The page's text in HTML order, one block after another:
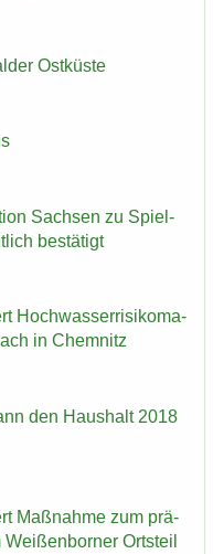
Ost­küs­te
Sach­sen zu Spiel­
be­stä­tigt
Hoch­was­ser­ri­si­ko­ma­
in Chem­nitz
den Haus­halt 2018
Maß­nah­me zum prä­
Orts­teil